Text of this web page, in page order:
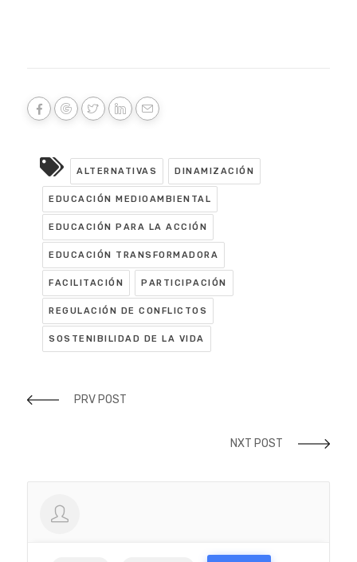
ALTERNATIVAS DINAMIZACIÓN
EDUCACIÓN MEDIOAMBIENTAL
EDUCACIÓN PARA LA ACCIÓN
EDUCACIÓN TRANSFORMADORA
FACILITACIÓN PARTICIPACIÓN
REGULACIÓN DE CONFLICTOS
SOSTENIBILIDAD DE LA VIDA
PRV POST
NXT POST